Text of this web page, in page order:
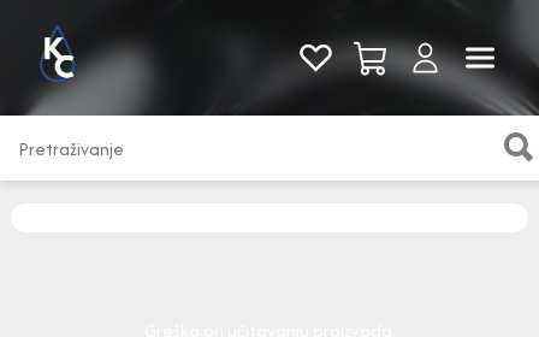
Pogledaj sve